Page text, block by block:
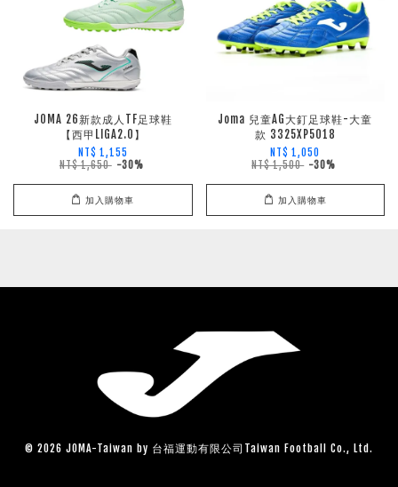
JOMA 26新款成人TF足球鞋
【西甲LIGA2.0】
NT$ 1,155
NT$ 1,650 -30%
加入購物車
Joma 兒童AG大釘足球鞋-大童
款 3325XP5018
NT$ 1,050
NT$ 1,500 -30%
加入購物車
© 2026 JOMA-Taiwan by 台福運動有限公司Taiwan Football Co., Ltd.